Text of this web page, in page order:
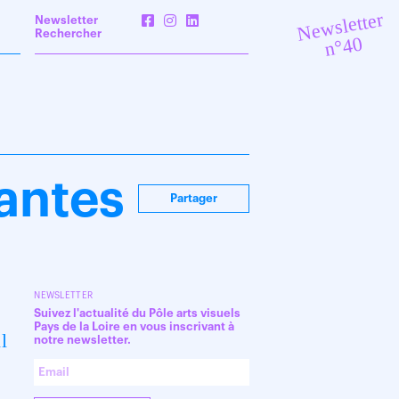
Newsletter
n°40
Newsletter
Rechercher
Partager
NEWSLETTER
Suivez l'actualité du Pôle arts visuels
Pays de la Loire en vous inscrivant à
notre newsletter.